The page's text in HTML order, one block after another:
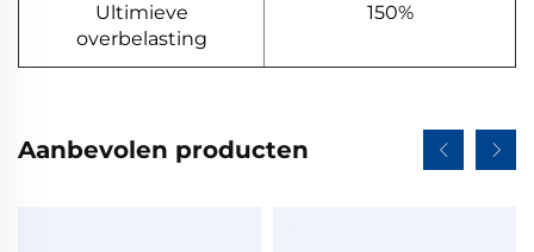
Ultimieve
overbelasting
150%
Aanbevolen producten